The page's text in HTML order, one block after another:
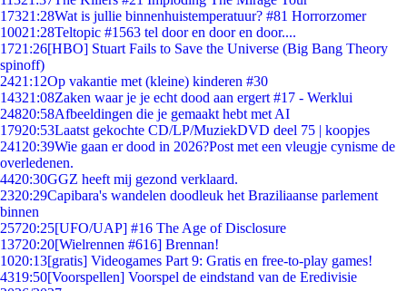
17321:28Wat is jullie binnenhuistemperatuur? #81 Horrorzomer
10021:28Teltopic #1563 tel door en door en door....
1721:26[HBO] Stuart Fails to Save the Universe (Big Bang Theory
spinoff)
2421:12Op vakantie met (kleine) kinderen #30
14321:08Zaken waar je je echt dood aan ergert #17 - Werklui
24820:58Afbeeldingen die je gemaakt hebt met AI
17920:53Laatst gekochte CD/LP/MuziekDVD deel 75 | koopjes
241 20:39Wie gaan er dood in 2026?Post met een vleugje cynisme de
overledenen.
4420:30GGZ heeft mij gezond verklaard.
2320:29Capibara's wandelen doodleuk het Braziliaanse parlement
binnen
25720:25[UFO/UAP] #16 The Age of Disclosure
13720:20[Wielrennen #616] Brennan!
1020:13[gratis] Videogames Part 9: Gratis en free-to-play games!
4319:50[Voorspellen] Voorspel de eindstand van de Eredivisie